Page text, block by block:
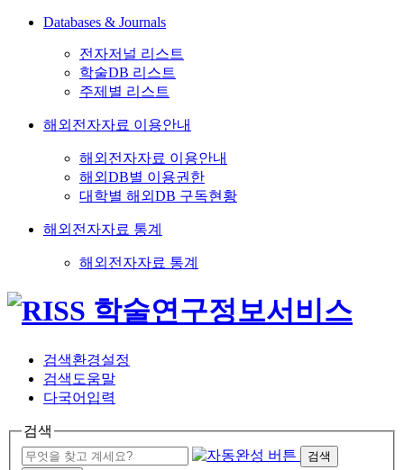
Databases & Journals
전자저널 리스트
학술DB 리스트
주제별 리스트
해외전자자료 이용안내
해외전자자료 이용안내
해외DB별 이용권한
대학별 해외DB 구독현황
해외전자자료 통계
해외전자자료 통계
검색환경설정
검색도움말
다국어입력
검색
검색